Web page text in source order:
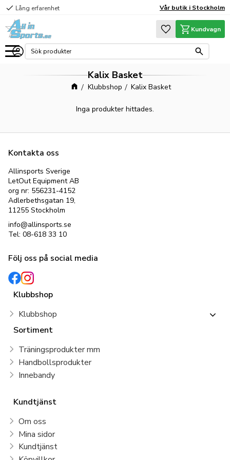
Meny
check Lång erfarenhet Vår butik i Stockholm
Favoriter
Kundvagn
Kalix Basket
Klubbshop Kalix Basket
Inga produkter hittades.
Kontakta oss
Allinsports Sverige
LetOut Equipment AB
org nr: 556231-4152
Adlerbethsgatan 19,
11255 Stockholm
info@allinsports.se
Tel: 08-618 33 10
Följ oss på social media
Klubbshop
Klubbshop
Sortiment
Träningsprodukter mm
Handbollsprodukter
Innebandy
Kundtjänst
Om oss
Mina sidor
Kundtjänst